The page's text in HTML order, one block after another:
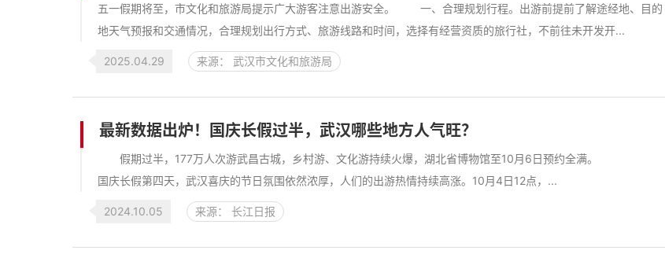
五一假期将至，市文化和旅游局提示广大游客注意出游安全。 一、合理规划行程。出游前提前了解途经地、目的
地天气预报和交通情况，合理规划出行方式、旅游线路和时间，选择有经营资质的旅行社，不前往未开发开...
2025.04.29 来源： 武汉市文化和旅游局
最新数据出炉！国庆长假过半，武汉哪些地方人气旺？
假期过半，177万人次游武昌古城，乡村游、文化游持续火爆，湖北省博物馆至10月6日预约全满。
国庆长假第四天，武汉喜庆的节日氛围依然浓厚，人们的出游热情持续高涨。10月4日12点，...
2024.10.05 来源： 长江日报